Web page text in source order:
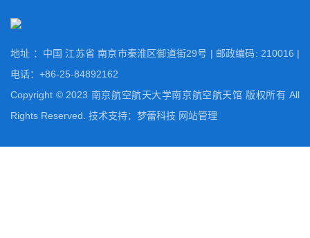
地址 ：中国 江苏省 南京市秦淮区御道街29号 | 邮政编码: 210016 |
电话：+86-25-84892162
Copyright © 2023 南京航空航天大学南京航空航天馆 版权所有 All
Rights Reserved. 技术支持： 梦蕾科技 网站管理